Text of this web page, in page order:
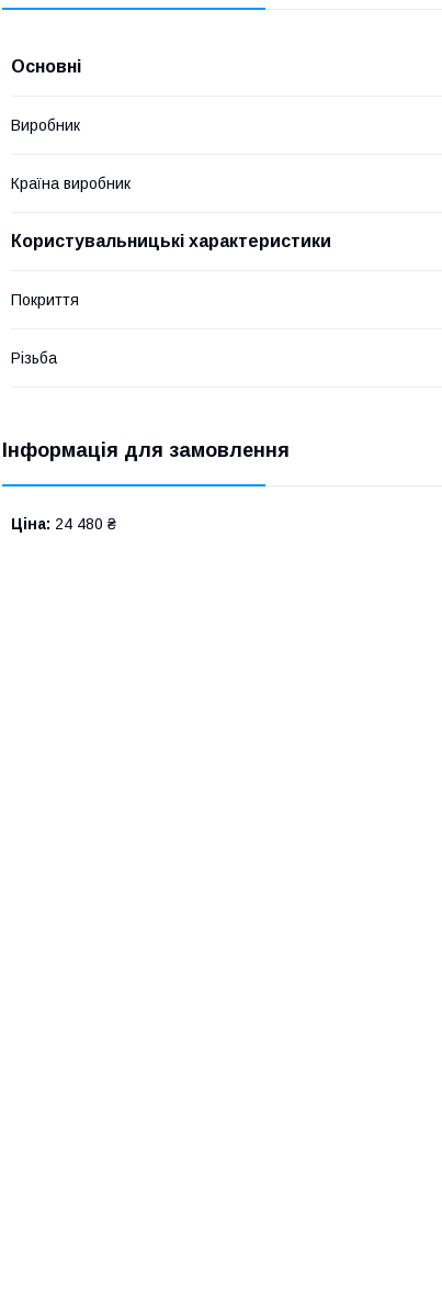
Основні
Виробник
Країна виробник
Користувальницькі характеристики
Покриття
Різьба
Інформація для замовлення
Ціна: 24 480 ₴